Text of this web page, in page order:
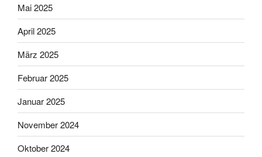
Mai 2025
April 2025
März 2025
Februar 2025
Januar 2025
November 2024
Oktober 2024